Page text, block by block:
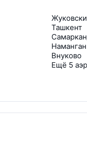
Ташкент
Наманган
Внуково
Ещё 5